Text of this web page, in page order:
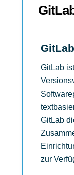
GitLab
GitLab
GitLab
zur